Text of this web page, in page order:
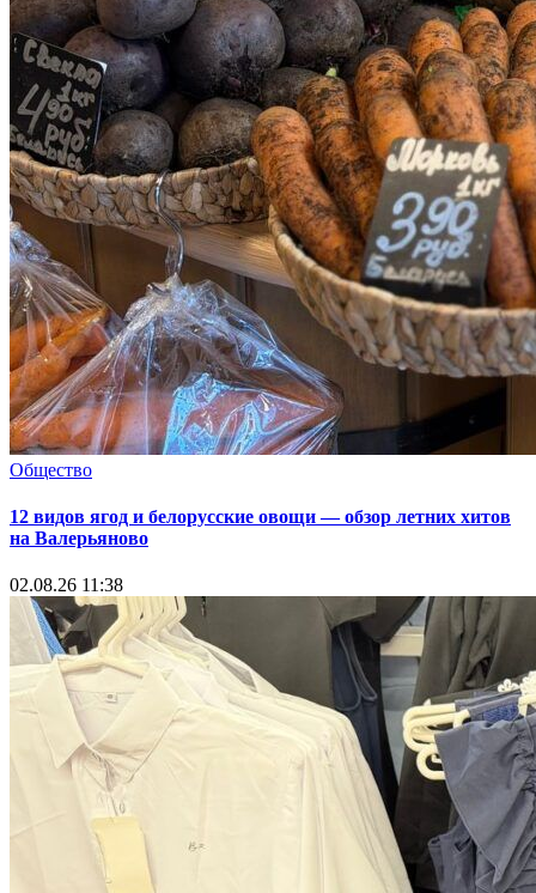
Общество
12 видов ягод и белорусские овощи — обзор летних хитов
на Валерьяново
02.08.26 11:38